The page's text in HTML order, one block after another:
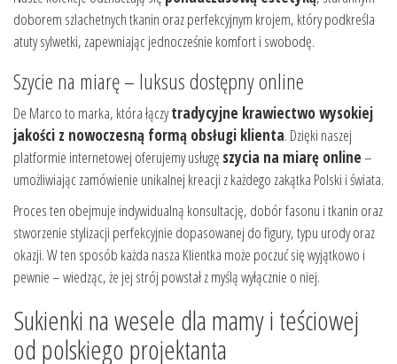
doborem szlachetnych tkanin oraz perfekcyjnym krojem, który podkreśla
atuty sylwetki, zapewniając jednocześnie komfort i swobodę.
Szycie na miarę – luksus dostępny online
De Marco to marka, która łączytradycyjne krawiectwo wysokiej
jakości z nowoczesną formą obsługi klienta. Dzięki naszej
platformie internetowej oferujemy usługę szycia na miarę online–
umożliwiając zamówienie unikalnej kreacji z każdego zakątka Polski i świata.
Proces ten obejmuje indywidualną konsultację, dobór fasonu i tkanin oraz
stworzenie stylizacji perfekcyjnie dopasowanej do figury, typu urody oraz
okazji. W ten sposób każda nasza Klientka może poczuć się wyjątkowo i
pewnie – wiedząc, że jej strój powstał z myślą wyłącznie o niej.
Sukienki na wesele dla mamy i teściowej
od polskiego projektanta